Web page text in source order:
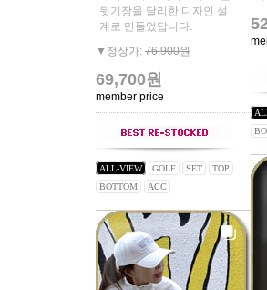
뒷기장을 달리한 디자인 설
계로 만들었답니다.
▼정상가: 76,900원
69,700원
member price
ALL-VIEW GOLF SET
TOP
BOTTOM
ACC